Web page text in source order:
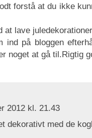
forstå at du ikke
at lave juledekorationer
ind på bloggen
noget at gå til.Rigtig
2012 kl. 21.43
dekorativt med de